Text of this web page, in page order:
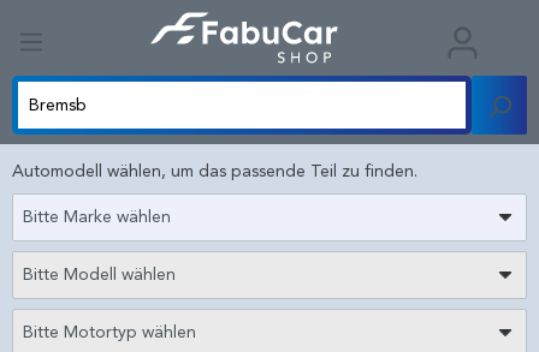
Automodell wählen, um das passende Teil zu finden.
Bitte Marke wählen
Bitte Modell wählen
Bitte Motortyp wählen